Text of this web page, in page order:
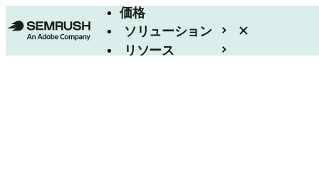
価格
ソリューション
リソース